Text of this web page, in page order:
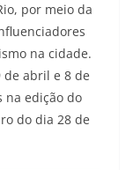
por meio da
na cidade.
abril e 8 de
na edição do
do dia 28 de